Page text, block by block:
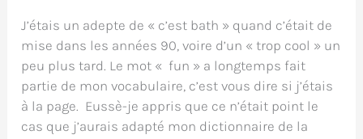
J’étais un adepte de « c’est bath » quand c’était de
mise dans les années 90, voire d’un « trop cool » un
peu plus tard. Le mot « fun » a longtemps fait
partie de mon vocabulaire, c’est vous dire si j’étais
à la page. Eussè-je appris que ce n’était point le
cas que j’aurais adapté mon dictionnaire de la